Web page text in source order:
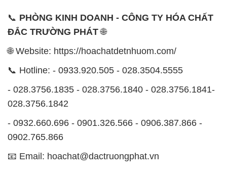
📞 PHÒNG KINH DOANH - CÔNG TY HÓA CHẤT
ĐẮC TRƯỜNG PHÁT🌐
🌐 Website: https://hoachatdetnhuom.com/
📞 Hotline: - 0933.920.505 - 028.3504.5555
- 028.3756.1835 - 028.3756.1840 - 028.3756.1841-
028.3756.1842
- 0932.660.696 - 0901.326.566 - 0906.387.866 -
0902.765.866
📧 Email: hoachat@dactruongphat.vn